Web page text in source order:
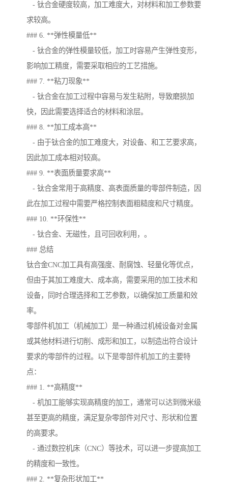
- 钛合金硬度较高，加工难度大，对材料和加工参数要
求较高。
### 6. **弹性模量低**
- 钛合金的弹性模量较低，加工时容易产生弹性变形，
影响加工精度，需要采取相应的工艺措施。
### 7. **粘刀现象**
- 钛合金在加工过程中容易与发生粘附，导致磨损加
快，因此需要选择适合的材料和涂层。
### 8. **加工成本高**
- 由于钛合金的加工难度大，对设备、和工艺要求高，
因此加工成本相对较高。
### 9. **表面质量要求高**
- 钛合金常用于高精度、高表面质量的零部件制造，因
此在加工过程中需要严格控制表面粗糙度和尺寸精度。
### 10. **环保性**
- 钛合金、无磁性，且可回收利用，。
### 总结
钛合金CNC加工具有高强度、耐腐蚀、轻量化等优点，
但由于其加工难度大、成本高，需要采用的加工技术和
设备，同时合理选择和工艺参数，以确保加工质量和效
率。
零部件机加工（机械加工）是一种通过机械设备对金属
或其他材料进行切削、成形和加工，以制造出符合设计
要求的零部件的过程。以下是零部件机加工的主要特
点：
### 1. **高精度**
- 机加工能够实现高精度的加工，通常可以达到微米级
甚至更高的精度，满足复杂零部件对尺寸、形状和位置
的高要求。
- 通过数控机床（CNC）等技术，可以进一步提高加工
的精度和一致性。
### 2. **复杂形状加工**